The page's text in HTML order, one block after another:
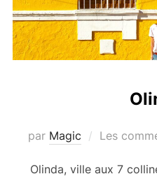
par Magic Les
Olinda, ville aux 7